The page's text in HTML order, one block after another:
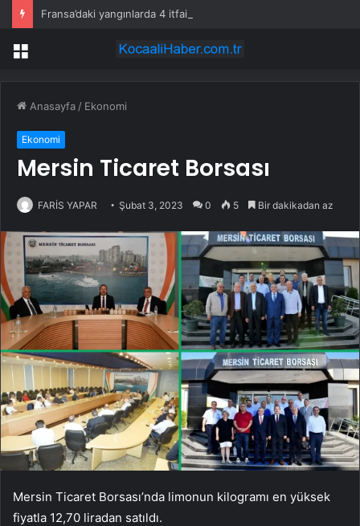
Fransa’daki yangınlarda 4 itfaiye eri hayatını kaybetti
Menü
Anasayfa / Ekonomi
Ekonomi
Mersin Ticaret Borsası
FARİS YAPAR Şubat 3, 2023 0 5 Bir dakikadan az
Mersin Ticaret Borsası’nda limonun kilogramı en yüksek
fiyatla 12,70 liradan satıldı.